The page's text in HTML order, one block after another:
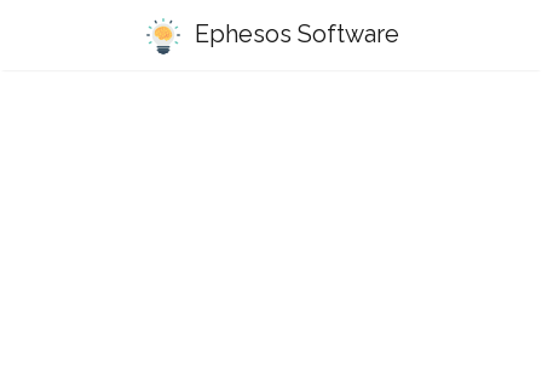
Ephesos Software